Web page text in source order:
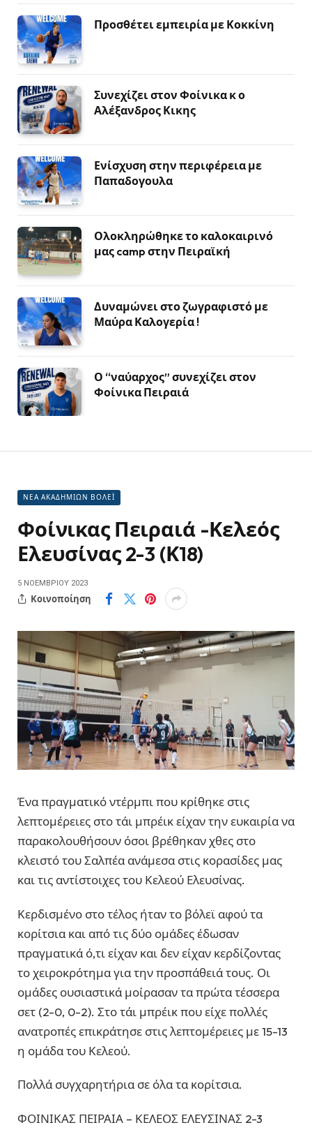
Προσθέτει εμπειρία με Κοκκίνη
Συνεχίζει στον Φοίνικα κ ο
Αλέξανδρος Κικης
Ενίσχυση στην περιφέρεια με
Παπαδογουλα
Ολοκληρώθηκε το καλοκαιρινό
μας camp στην Πειραϊκή
Δυναμώνει στο ζωγραφιστό με
Μαύρα Καλογερία !
Ο “ναύαρχος” συνεχίζει στον
Φοίνικα Πειραιά
ΝΕΑ ΑΚΑΔΗΜΙΩΝ ΒΟΛΕΪ
Φοίνικας Πειραιά -Κελεός
Ελευσίνας 2-3 (Κ18)
5 ΝΟΕΜΒΡΊΟΥ 2023
Κοινοποίηση
Ένα πραγματικό ντέρμπι που κρίθηκε στις
λεπτομέρειες στο τάι μπρέικ είχαν την ευκαιρία να
παρακολουθήσουν όσοι βρέθηκαν χθες στο
κλειστό του Σαλπέα ανάμεσα στις κορασίδες μας
και τις αντίστοιχες του Κελεού Ελευσίνας.
Κερδισμένο στο τέλος ήταν το βόλεϊ αφού τα
κορίτσια και από τις δύο ομάδες έδωσαν
πραγματικά ό,τι είχαν και δεν είχαν κερδίζοντας
το χειροκρότημα για την προσπάθειά τους. Οι
ομάδες ουσιαστικά μοίρασαν τα πρώτα τέσσερα
σετ (2-0, 0-2). Στο τάι μπρέικ που είχε πολλές
ανατροπές επικράτησε στις λεπτομέρειες με 15-13
η ομάδα του Κελεού.
Πολλά συγχαρητήρια σε όλα τα κορίτσια.
ΦΟΙΝΙΚΑΣ ΠΕΙΡΑΙΑ – ΚΕΛΕΟΣ ΕΛΕΥΣΙΝΑΣ 2-3